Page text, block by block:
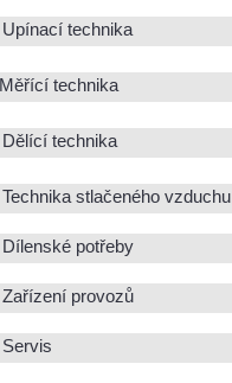
Upínací technika
Měřící technika
Dělící technika
Technika stlačeného vzduchu
Dílenské potřeby
Zařízení provozů
Servis